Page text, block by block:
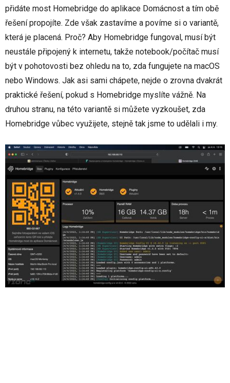
přidáte most Homebridge do aplikace Domácnost a tím obě
řešení propojíte. Zde však zastavíme a povíme si o variantě,
která je placená. Proč? Aby Homebridge fungoval, musí být
neustále připojený k internetu, takže notebook/počítač musí
být v pohotovosti bez ohledu na to, zda fungujete na macOS
nebo Windows. Jak asi sami chápete, nejde o zrovna dvakrát
praktické řešení, pokud s Homebridge myslíte vážně. Na
druhou stranu, na této variantě si můžete vyzkoušet, zda
Homebridge vůbec využijete, stejně tak jsme to udělali i my.